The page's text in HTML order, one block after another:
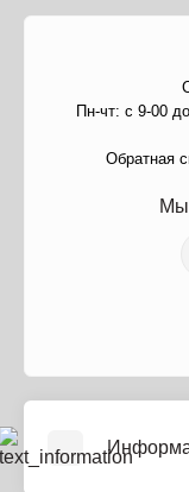
Пн-чт: с 9-00
Обратная
Мы